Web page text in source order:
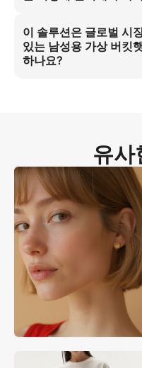
재 일관성 문제를 완전히 제거합
해서는 면 캔버스 소재에 집중
피팅 검증 및 매트 감촉 캔버스
아웃도어 분야에서 리더십을 확
이 솔루션은 글로벌 시
있는 남성용 가상 버킷
하나요?
유사